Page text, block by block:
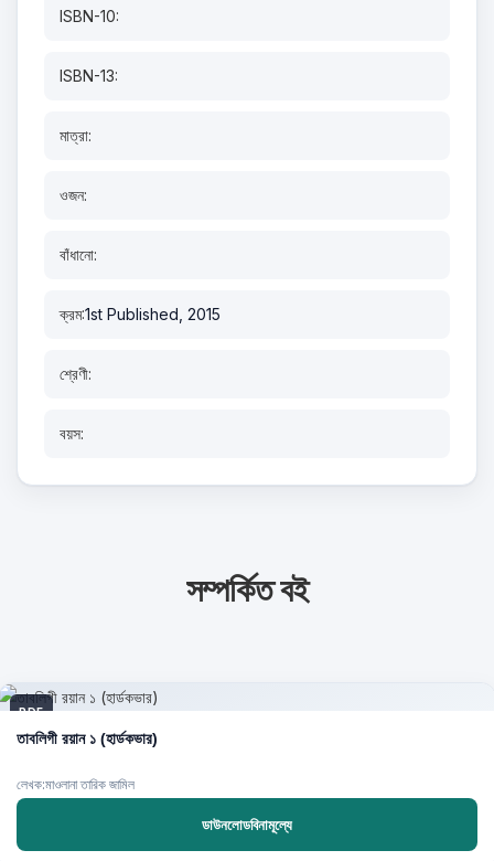
ISBN-10:
ISBN-13:
মাত্রা:
ওজন:
বাঁধানো:
ক্রম:1st Published, 2015
শ্রেণী:
বয়স:
সম্পর্কিত বই
PDF
তাবলিগী রয়ান ১ (হার্ডকভার)
লেখক:মাওলানা তারিক জামিল
ডাউনলোডবিনামূল্যে